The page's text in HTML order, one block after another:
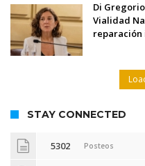
Di
Vialidad
reparación
STAY CONNECTED
5302 Posteos